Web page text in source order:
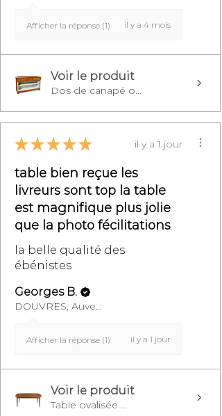
Afficher la réponse (1) il y a 4 mois
Voir le produit
Dos de canapé o...
★ ★ ★ ★ ★ il y a 1 jour
table bien reçue les
livreurs sont top la table
est magnifique plus jolie
que la photo fécilitations
la belle qualité des
ébénistes
Georges B.
DOUVRES, Auvergne-Rhône-Alpes
Afficher la réponse (1) il y a 1 jour
Voir le produit
Table ovalisée ...